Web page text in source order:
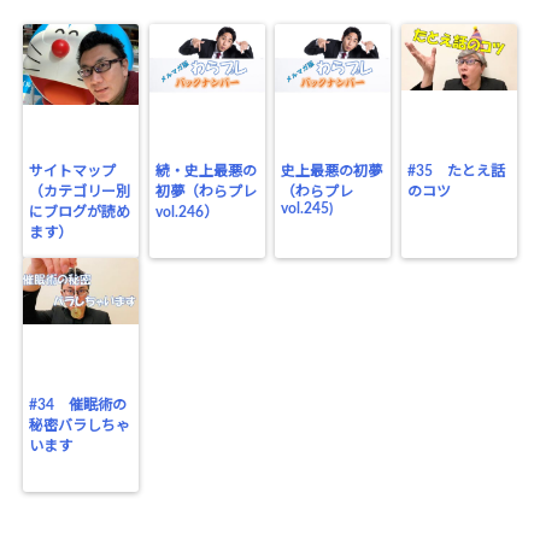
サイトマップ
（カテゴリー別
にブログが読め
ます）
続・史上最悪の
初夢（わらプレ
vol.246）
史上最悪の初夢
（わらプレ
vol.245)
#35 たとえ話
のコツ
#34 催眠術の
秘密バラしちゃ
います